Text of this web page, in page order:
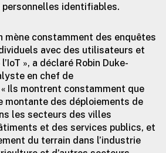
personnelles identifiables.
mène constamment des enquêtes
avec des utilisateurs et
», a déclaré Robin Duke-
en chef de
« Ils montrent constamment que
montante des déploiements de
les secteurs des villes
et des services publics, et
du terrain dans l’industrie